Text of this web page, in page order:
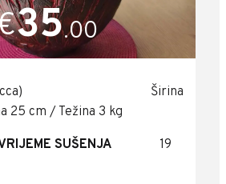
35.00
Širina
25 cm / Težina 3 kg
SUŠENJA 19